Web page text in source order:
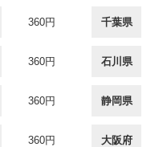
360円 千葉県
360円 石川県
360円 静岡県
360円 大阪府